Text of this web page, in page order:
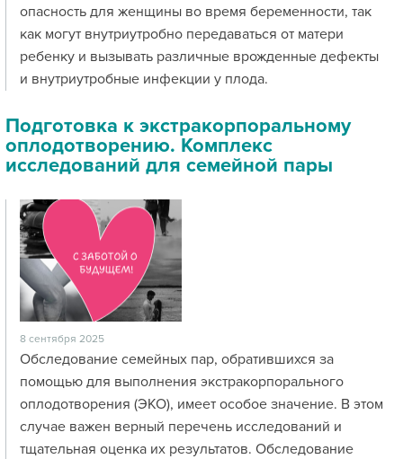
опасность для женщины во время беременности, так
как могут внутриутробно передаваться от матери
ребенку и вызывать различные врожденные дефекты
и внутриутробные инфекции у плода.
Подготовка к экстракорпоральному
оплодотворению. Комплекс
исследований для семейной пары
8 сентября 2025
Обследование семейных пар, обратившихся за
помощью для выполнения экстракорпорального
оплодотворения (ЭКО), имеет особое значение. В этом
случае важен верный перечень исследований и
тщательная оценка их результатов. Обследование